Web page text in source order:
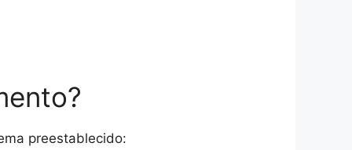
preestablecido: